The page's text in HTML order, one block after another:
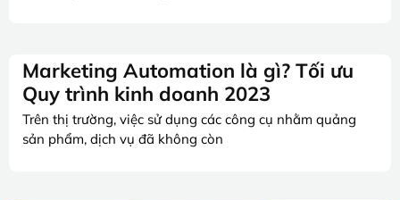
Marketing Automation là gì? Tối ưu
Quy trình kinh doanh 2023
Trên thị trường, việc sử dụng các công cụ nhằm quảng
sản phẩm, dịch vụ đã không còn